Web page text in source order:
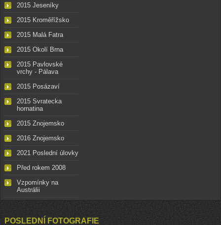
2015 Jeseníky
2015 Kroměřížsko
2015 Malá Fatra
2015 Okolí Brna
2015 Pavlovské
vrchy - Pálava
2015 Posázaví
2015 Svratecka
hornatina
2015 Znojemsko
2016 Znojemsko
2021 Poslední úlovky
Před rokem 2008
Vzpomínky na
Austrálii
POSLEDNÍ FOTOGRAFIE